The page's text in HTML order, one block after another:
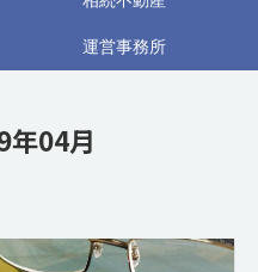
運営事務所
年04月